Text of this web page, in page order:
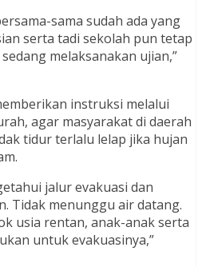
sama sudah ada yang
serta tadi sekolah pun tetap
melaksanakan ujian,”
instruksi melalui
agar masyarakat di daerah
tidur terlalu lelap jika hujan
jalur evakuasi dan
Tidak menunggu air datang.
usia rentan, anak-anak serta
untuk evakuasinya,”